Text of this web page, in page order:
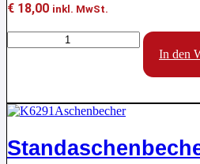
€ 18,00 inkl. MwSt.
Prospekthalter
freistehend
A4
In den